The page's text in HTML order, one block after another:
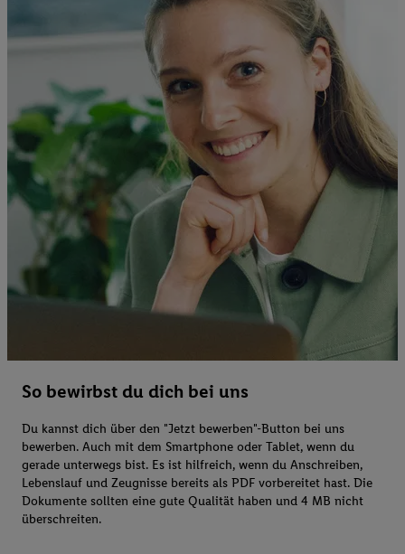
So bewirbst du dich bei uns
Du kannst dich über den "Jetzt bewerben"-Button bei uns
bewerben. Auch mit dem Smartphone oder Tablet, wenn du
gerade unterwegs bist. Es ist hilfreich, wenn du Anschreiben,
Lebenslauf und Zeugnisse bereits als PDF vorbereitet hast. Die
Dokumente sollten eine gute Qualität haben und 4 MB nicht
überschreiten.